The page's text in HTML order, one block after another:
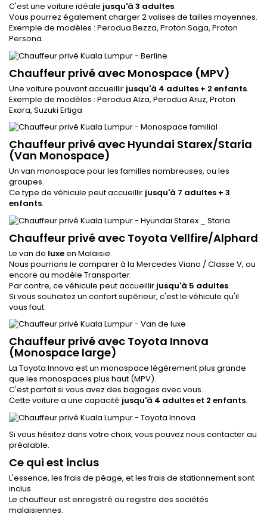
C'est une voiture idéale jusqu'à 3 adultes.
Vous pourrez également charger 2 valises de tailles moyennes.
Exemple de modèles : Perodua Bezza, Proton Saga, Proton
Persona.
Chauffeur privé avec Monospace (MPV)
Une voiture pouvant accueillir jusqu'à 4 adultes + 2 enfants.
Exemple de modèles : Perodua Alza, Perodua Aruz, Proton
Exora, Suzuki Ertiga
Chauffeur privé avec Hyundai Starex/Staria
(Van Monospace)
Un van monospace pour les familles nombreuses, ou les
groupes.
Ce type de véhicule peut accueillir jusqu'à 7 adultes + 3
enfants.
Chauffeur privé avec Toyota Vellfire/Alphard
Le van de luxeen Malaisie.
Nous pourrions le comparer à la Mercedes Viano / Classe V, ou
encore au modèle Transporter.
Par contre, ce véhicule peut accueillir jusqu'à 5 adultes.
Si vous souhaitez un confort supérieur, c'est le véhicule qu'il
vous faut.
Chauffeur privé avec Toyota Innova
(Monospace large)
La Toyota Innova est un monospace légèrement plus grande
que les monospaces plus haut (MPV).
C'est parfait si vous avez des bagages avec vous.
Cette voiture a une capacité jusqu'à 4 adultes et 2 enfants.
Si vous hésitez dans votre choix, vous pouvez nous contacter au
préalable.
Ce qui est inclus
L'essence, les frais de péage, et les frais de stationnement sont
inclus.
Le chauffeur est enregistré au registre des sociétés
malaisiennes.